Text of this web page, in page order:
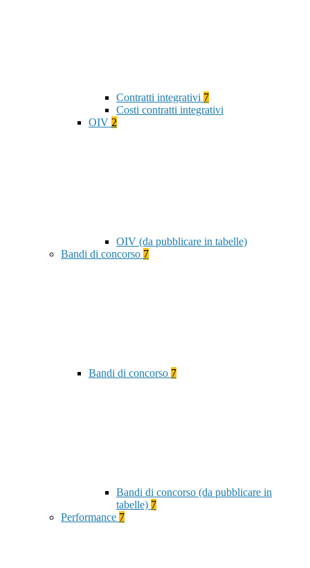
Contratti integrativi 7
Costi contratti integrativi
OIV 2
OIV (da pubblicare in tabelle)
Bandi di concorso 7
Bandi di concorso 7
Bandi di concorso (da pubblicare in
tabelle) 7
Performance 7